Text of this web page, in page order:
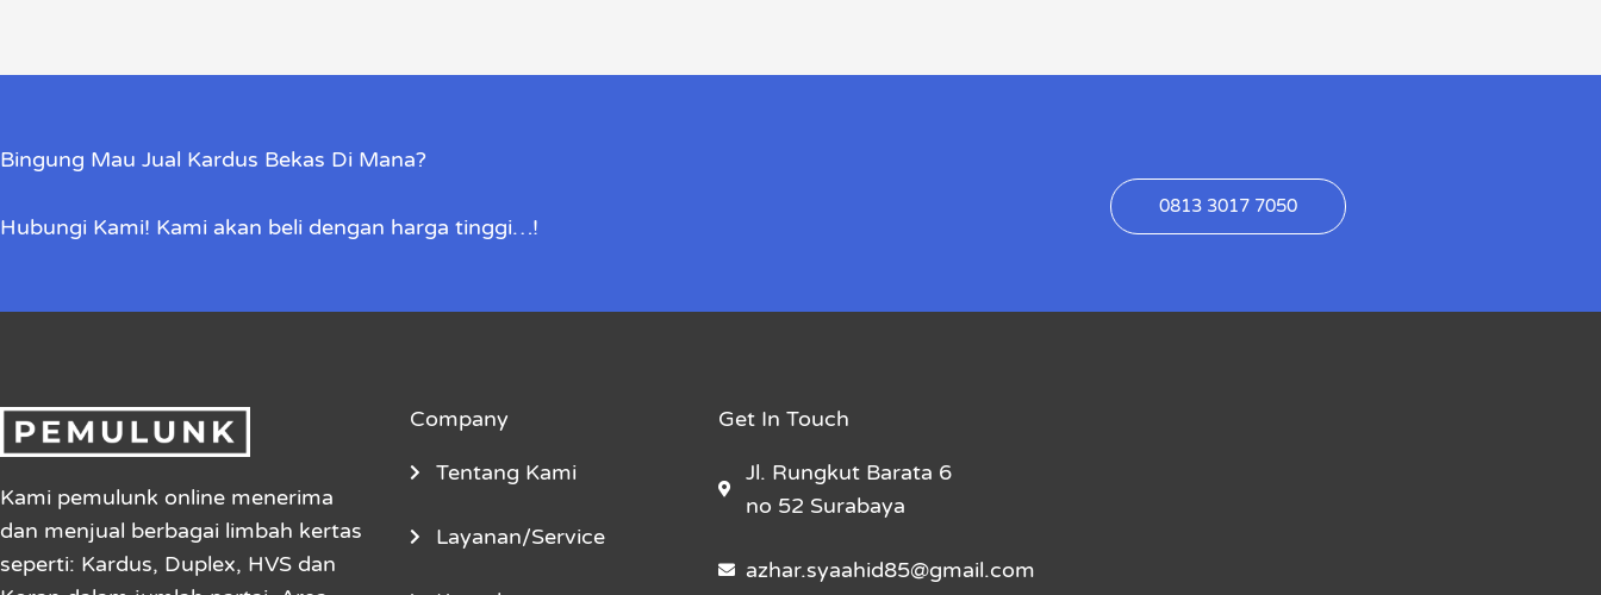
Bingung Mau Jual Kardus Bekas Di Mana?
Hubungi Kami! Kami akan beli dengan harga tinggi…!
0813 3017 7050
Kami pemulunk online menerima
dan menjual berbagai limbah kertas
seperti: Kardus, Duplex, HVS dan
Company
Tentang Kami
Layanan/Service
Get In Touch
Jl. Rungkut Barata 6
no 52 Surabaya
azhar.syaahid85@gmail.com